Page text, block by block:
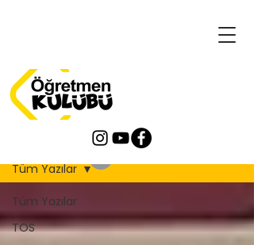
Tüm Yazılar
TOS
Tüm Yazılar